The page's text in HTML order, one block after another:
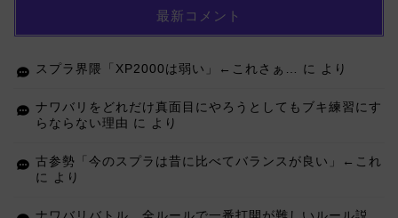
最新コメント
スプラ界隈「XP2000は弱い」←これさぁ… に より
ナワバリをどれだけ真面目にやろうとしてもブキ練習にす
らならない理由 に より
古参勢「今のスプラは昔に比べてバランスが良い」←これ
に より